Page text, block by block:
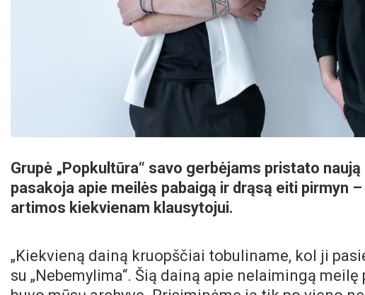
Grupė „Popkultūra“ savo gerbėjams pristato naują
pasakoja apie meilės pabaigą ir drąsą eiti pirmyn
artimos kiekvienam klausytojui.
„Kiekvieną dainą kruopščiai tobuliname, kol ji
su „Nebemylima“. Šią dainą apie nelaimingą